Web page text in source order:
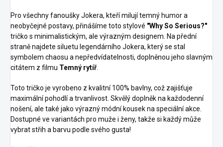
Pro všechny fanoušky Jokera, kteří milují temný humor a
neobyčejné postavy, přinášíme toto stylové "Why So Serious?"
tričko s minimalistickým, ale výrazným designem. Na přední
straně najdete siluetu legendárního Jokera, který se stal
symbolem chaosu a nepředvídatelnosti, doplněnou jeho slavným
citátem z filmu Temný rytíř.
Toto tričko je vyrobeno z kvalitní 100% bavlny, což zajišťuje
maximální pohodlí a trvanlivost. Skvělý doplněk na každodenní
nošení, ale také jako výrazný módní kousek na speciální akce.
Dostupné ve variantách pro muže i ženy, takže si každý může
vybrat střih a barvu podle svého gusta!